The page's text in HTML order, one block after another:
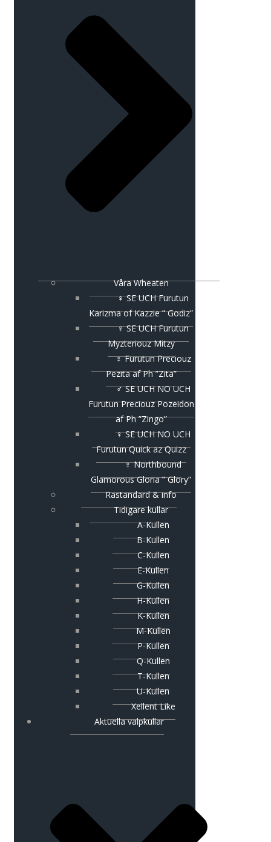
Våra Wheaten
♀ SE UCH Furutun
Karizma of Kazzie ” Godiz”
♀ SE UCH Furutun
Myzteriouz Mitzy
♀ Furutun Preciouz
Pezita af Ph ”Zita”
♂ SE UCH NO UCH
Furutun Preciouz Pozeidon
af Ph ”Zingo”
♀ SE UCH NO UCH
Furutun Quick az Quizz
♀ Northbound
Glamorous Gloria ” Glory”
Rastandard & info
Tidigare kullar
A-Kullen
B-Kullen
C-Kullen
E-Kullen
G-Kullen
H-Kullen
K-Kullen
M-Kullen
P-Kullen
Q-Kullen
T-Kullen
U-Kullen
Xellent Like
Aktuella valpkullar